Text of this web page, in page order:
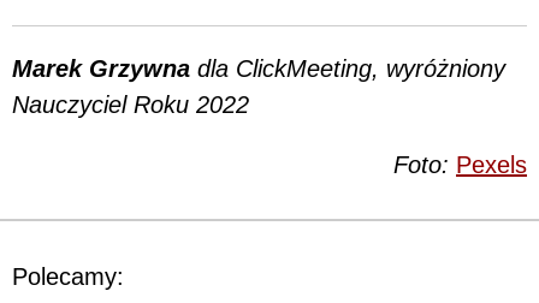
Marek Grzywna dla ClickMeeting, wyróżniony
Nauczyciel Roku 2022
Foto: Pexels
Polecamy: